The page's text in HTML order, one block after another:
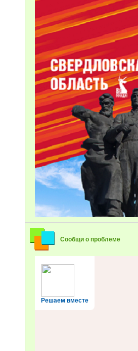
Сообщи о проблеме
Решаем вместе